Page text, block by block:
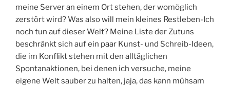
meine Server an einem Ort stehen, der womöglich
zerstört wird? Was also will mein kleines Restleben-Ich
noch tun auf dieser Welt? Meine Liste der Zutuns
beschränkt sich auf ein paar Kunst- und Schreib-Ideen,
die im Konflikt stehen mit den alltäglichen
Spontanaktionen, bei denen ich versuche, meine
eigene Welt sauber zu halten, jaja, das kann mühsam